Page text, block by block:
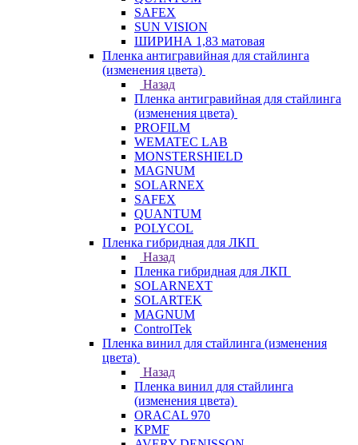
SAFEX
SUN VISION
ШИРИНА 1,83 матовая
Пленка антигравийная для стайлинга
(изменения цвета)
Назад
Пленка антигравийная для стайлинга
(изменения цвета)
PROFILM
WEMATEC LAB
MONSTERSHIELD
MAGNUM
SOLARNEX
SAFEX
QUANTUM
POLYCOL
Пленка гибридная для ЛКП
Назад
Пленка гибридная для ЛКП
SOLARNEXT
SOLARTEK
MAGNUM
ControlTek
Пленка винил для стайлинга (изменения
цвета)
Назад
Пленка винил для стайлинга
(изменения цвета)
ORACAL 970
KPMF